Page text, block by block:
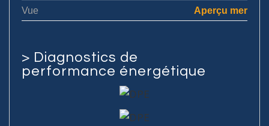
Vue
Aperçu mer
> Diagnostics de
performance énergétique